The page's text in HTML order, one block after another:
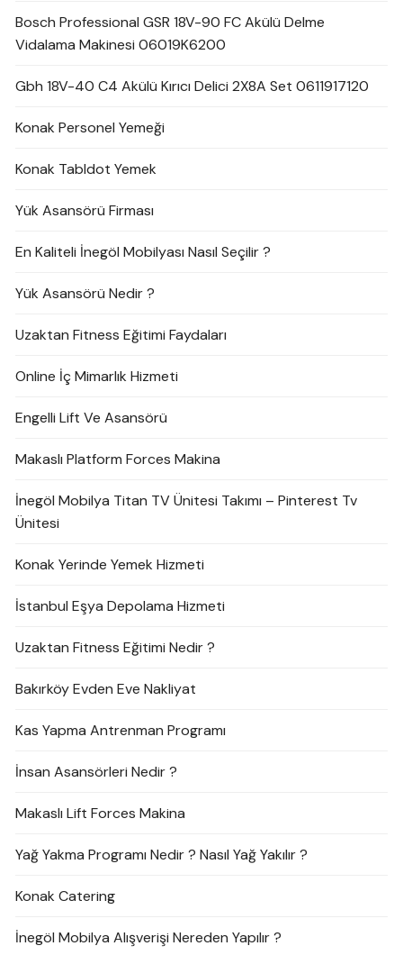
Bosch Professional GSR 18V-90 FC Akülü Delme
Vidalama Makinesi 06019K6200
Gbh 18V-40 C4 Akülü Kırıcı Delici 2X8A Set 0611917120
Konak Personel Yemeği
Konak Tabldot Yemek
Yük Asansörü Firması
En Kaliteli İnegöl Mobilyası Nasıl Seçilir ?
Yük Asansörü Nedir ?
Uzaktan Fitness Eğitimi Faydaları
Online İç Mimarlık Hizmeti
Engelli Lift Ve Asansörü
Makaslı Platform Forces Makina
İnegöl Mobilya Titan TV Ünitesi Takımı – Pinterest Tv
Ünitesi
Konak Yerinde Yemek Hizmeti
İstanbul Eşya Depolama Hizmeti
Uzaktan Fitness Eğitimi Nedir ?
Bakırköy Evden Eve Nakliyat
Kas Yapma Antrenman Programı
İnsan Asansörleri Nedir ?
Makaslı Lift Forces Makina
Yağ Yakma Programı Nedir ? Nasıl Yağ Yakılır ?
Konak Catering
İnegöl Mobilya Alışverişi Nereden Yapılır ?